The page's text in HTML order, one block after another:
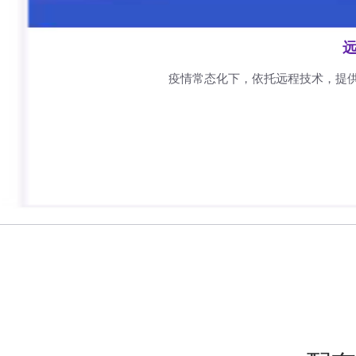
疫情常态化下，依托远程技术，提